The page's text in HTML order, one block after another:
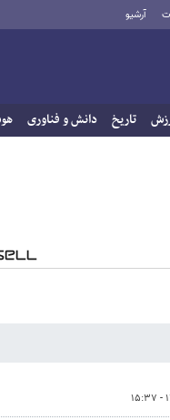
آرشیو
تاریخ دانش و فناوری